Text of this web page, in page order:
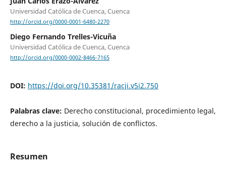
Universidad Católica de Cuenca, Cuenca
http://orcid.org/0000-0001-6480-2270
Diego Fernando Trelles-Vicuña
Universidad Católica de Cuenca, Cuenca
http://orcid.org/0000-0002-8466-7165
DOI: https://doi.org/10.35381/racji.v5i2.750
Palabras clave: Derecho constitucional, procedimiento legal,
derecho a la justicia, solución de conflictos.
Resumen